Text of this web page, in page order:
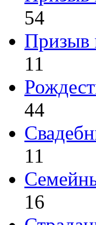
54
Призыв
11
44
11
16